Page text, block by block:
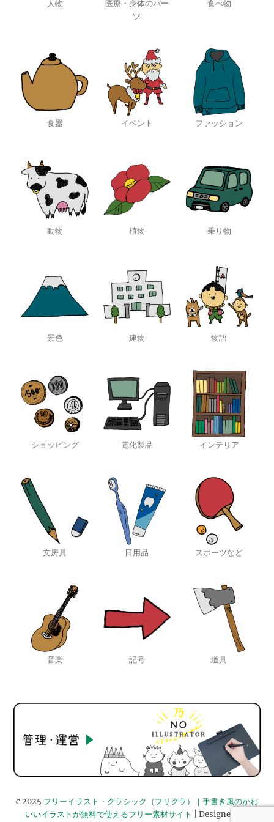
人物
医療・身体のパー
ツ
食べ物
食器 イベント ファッション
動物 植物 乗り物
景色 建物 物語
ショッピング 電化製品 インテリア
文房具 日用品 スポーツなど
音楽 記号 道具
c 2025 フリーイラスト・クラシック（フリクラ）｜手書き風のかわ
いいイラストが無料で使えるフリー素材サイト
| Designed by: